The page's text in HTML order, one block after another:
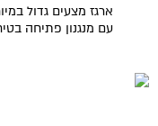
ארגז מצעים גדול
עם מנגנון פתיחה